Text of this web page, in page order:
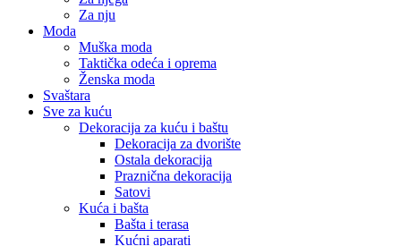
Za nju
Moda
Muška moda
Taktička odeća i oprema
Ženska moda
Svaštara
Sve za kuću
Dekoracija za kuću i baštu
Dekoracija za dvorište
Ostala dekoracija
Praznična dekoracija
Satovi
Kuća i bašta
Bašta i terasa
Kućni aparati